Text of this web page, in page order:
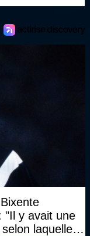
"Il y avait une
laquelle il